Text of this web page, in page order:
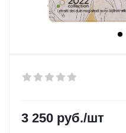
3 250 руб./шт